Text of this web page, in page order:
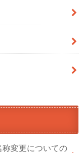
称変更についての